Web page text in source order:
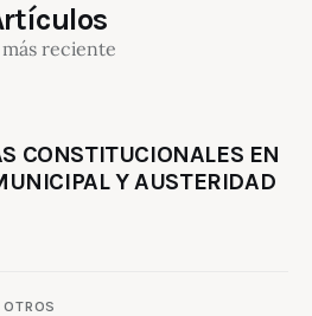
más reciente
CONSTITUCIONALES EN
Y AUSTERIDAD
OTROS